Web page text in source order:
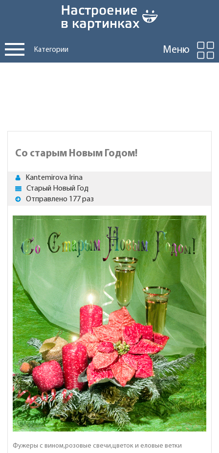
Категории Меню
Со старым Новым Годом!
Kantemirova Irina
Старый Новый Год
Отправлено 177 раз
Фужеры с вином,розовые свечи,цветок и еловые ветки